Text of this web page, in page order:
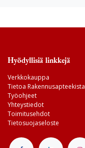
Hyödyllisiä linkkejä
Verkkokauppa
Tietoa Rakennusapteekista
Työohjeet
Yhteystiedot
Toimitusehdot
Tietosuojaseloste